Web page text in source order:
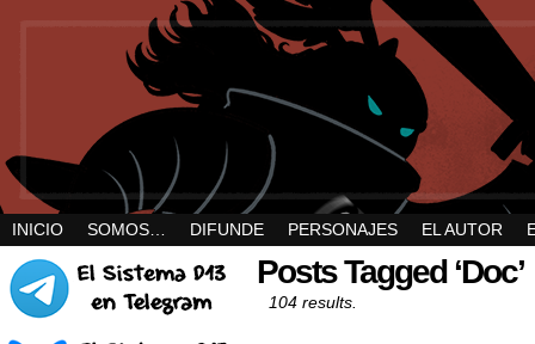
INICIO SOMOS… DIFUNDE PERSONAJES EL AUTOR
Posts Tagged ‘Doc’
104 results.